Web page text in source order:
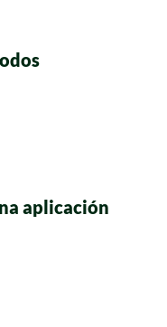
aplicación